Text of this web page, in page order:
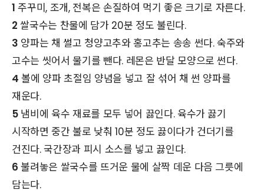
1 주꾸미, 조개, 전복은 손질하여 먹기 좋은 크기로 자른다.
2 쌀국수는 찬물에 담가 20분 정도 불린다.
3 양파는 채 썰고 청양고추와 홍고추는 송송 썬다. 숙주와
고수는 씻어서 물기를 뺀다. 레몬은 반달 모양으로 썬다.
4 볼에 양파 초절임 양념을 넣고 잘 섞어 채 썬 양파를
재운다.
5냄비에 육수 재료를 모두 넣어 끓인다. 육수가 끓기
시작하면 중간 불로 낮춰 10분 정도 끓이다가 건더기를
건진다. 국간장과 피시 소스를 넣고 끓인다.
6 불려놓은 쌀국수를 뜨거운 물에 살짝 데운 다음 그릇에
담는다.